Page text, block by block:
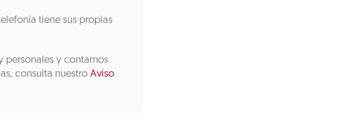
tiene sus propias
personales y contamos
consulta nuestroAviso